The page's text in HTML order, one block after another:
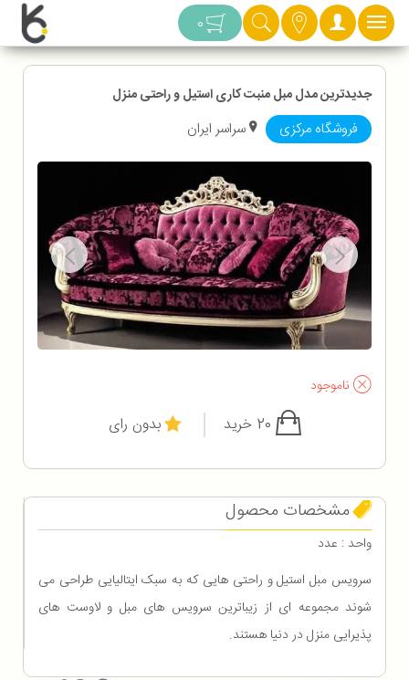
دسته بندی 0
جدیدترین مدل مبل منبت کاری استیل و راحتی منزل
فروشگاه مرکزی سراسر ایران
ناموجود
بدون رای
مشخصات محصول
واحد : عدد
سرویس مبل استیل و راحتی هایی که به سبک ایتالیایی طراحی می
شوند مجموعه ای از زیباترین سرویس های مبل و لاوست های
پذیرایی منزل در دنیا هستند.